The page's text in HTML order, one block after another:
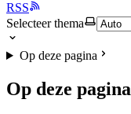
RSS
Selecteer thema
Op deze pagina
Op deze pagina